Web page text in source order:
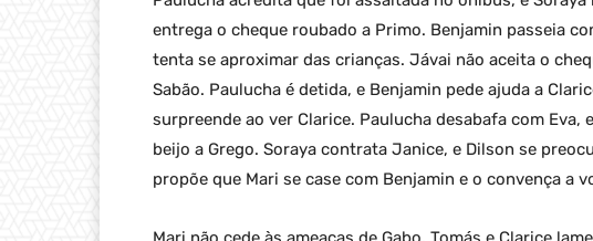
entrega o cheque roubado a Primo. Benjamin passeia
tenta se aproximar das crianças. Jávai não aceita o
Sabão. Paulucha é detida, e Benjamin pede ajuda a
surpreende ao ver Clarice. Paulucha desabafa com Eva,
beijo a Grego. Soraya contrata Janice, e Dilson se
propõe que Mari se case com Benjamin e o convença a